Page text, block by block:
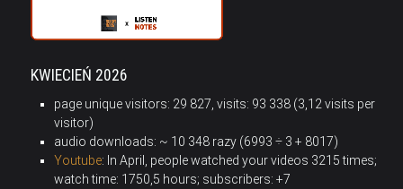
KWIECIEŃ 2026
page unique visitors: 29 827, visits: 93 338 (3,12 visits per
visitor)
audio downloads: ~ 10 348 razy (6993 ÷ 3 + 8017)
Youtube: In April, people watched your videos 3215 times;
watch time: 1750,5 hours; subscribers: +7